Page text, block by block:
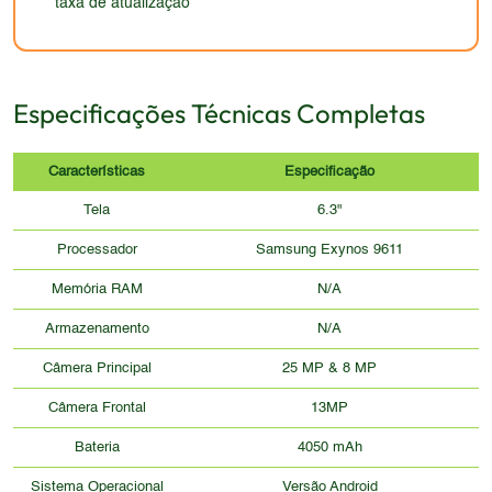
taxa de atualização
Especificações Técnicas Completas
Características Especificação
Tela 6.3"
Processador Samsung Exynos 9611
Memória RAM N/A
Armazenamento N/A
Câmera Principal 25 MP & 8 MP
Câmera Frontal 13MP
Bateria 4050 mAh
Sistema Operacional Versão Android